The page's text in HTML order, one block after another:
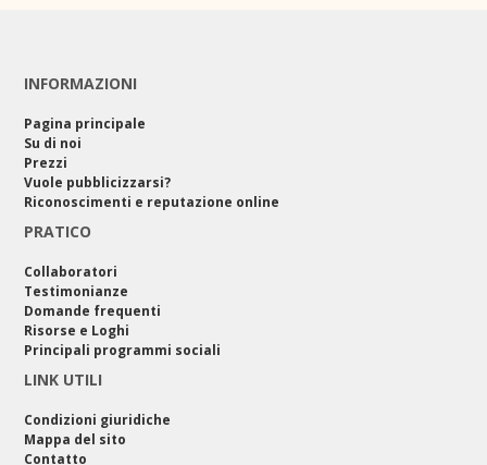
INFORMAZIONI
Pagina principale
Su di noi
Prezzi
Vuole pubblicizzarsi?
Riconoscimenti e reputazione online
PRATICO
Collaboratori
Testimonianze
Domande frequenti
Risorse e Loghi
Principali programmi sociali
LINK UTILI
Condizioni giuridiche
Mappa del sito
Contatto